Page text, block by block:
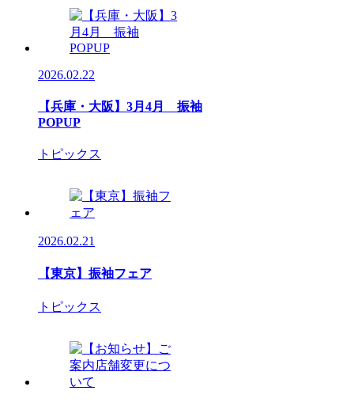
2026.02.22
【兵庫・大阪】3月4月 振袖
POPUP
トピックス
2026.02.21
【東京】振袖フェア
トピックス